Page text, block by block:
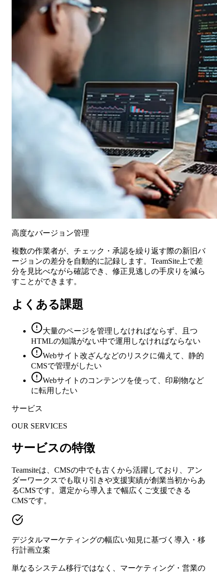
高度なバージョン管理
複数の作業者が、チェック・承認を繰り返す際の新旧バ
ージョンの差分を自動的に記録します。TeamSite上で差
分を見比べながら確認でき、修正見逃しの手戻りを減ら
すことができます。
よくある課題
大量のページを管理しなければならず、且つ
HTMLの知識がない中で運用しなければならない
Webサイト改ざんなどのリスクに備えて、静的
CMSで管理がしたい
Webサイトのコンテンツを使って、印刷物など
に転用したい
サービス
OUR SERVICES
サービスの特徴
Teamsiteは、CMSの中でも古くから活躍しており、アン
ダーワークスでも取り引きや支援実績が創業当初からあ
るCMSです。選定から導入まで幅広くご支援できる
CMSです。
デジタルマーケティングの幅広い知見に基づく導入・移
行計画立案
単なるシステム移行ではなく、マーケティング・営業の